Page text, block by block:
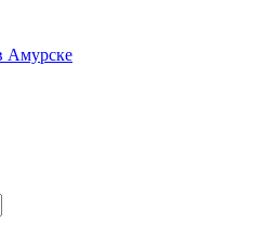
Амурске